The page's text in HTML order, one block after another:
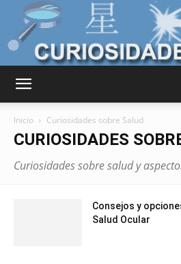
Inicio Curiosidades sobre Salud
CURIOSIDADES
Curiosidades sobre salud y
Consejos y
Salud Ocular